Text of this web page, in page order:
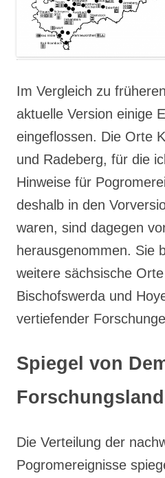
Im Vergleich zu
aktuelle Version einige
eingeflossen. Die Orte
und Radeberg, für die
Hinweise für
deshalb in den
waren, sind dagegen
herausgenommen. Sie
weitere sächsische
Bischofswerda und
vertiefender
Spiegel von
Die Verteilung der
Pogromereignisse